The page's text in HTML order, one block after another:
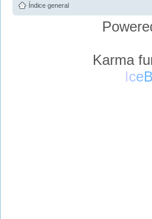
Índice general
Karma
IceB